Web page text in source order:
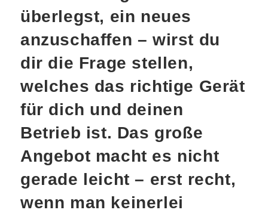
überlegst, ein neues
anzuschaffen – wirst du
dir die Frage stellen,
welches das richtige Gerät
für dich und deinen
Betrieb ist. Das große
Angebot macht es nicht
gerade leicht – erst recht,
wenn man keinerlei